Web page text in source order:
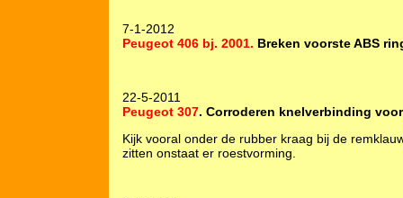
7-1-2012
Peugeot 406 bj. 2001. Breken voorste ABS
22-5-2011
Peugeot 307. Corroderen knelverbinding
Kijk vooral onder de rubber kraag bij de
zitten onstaat er roestvorming.